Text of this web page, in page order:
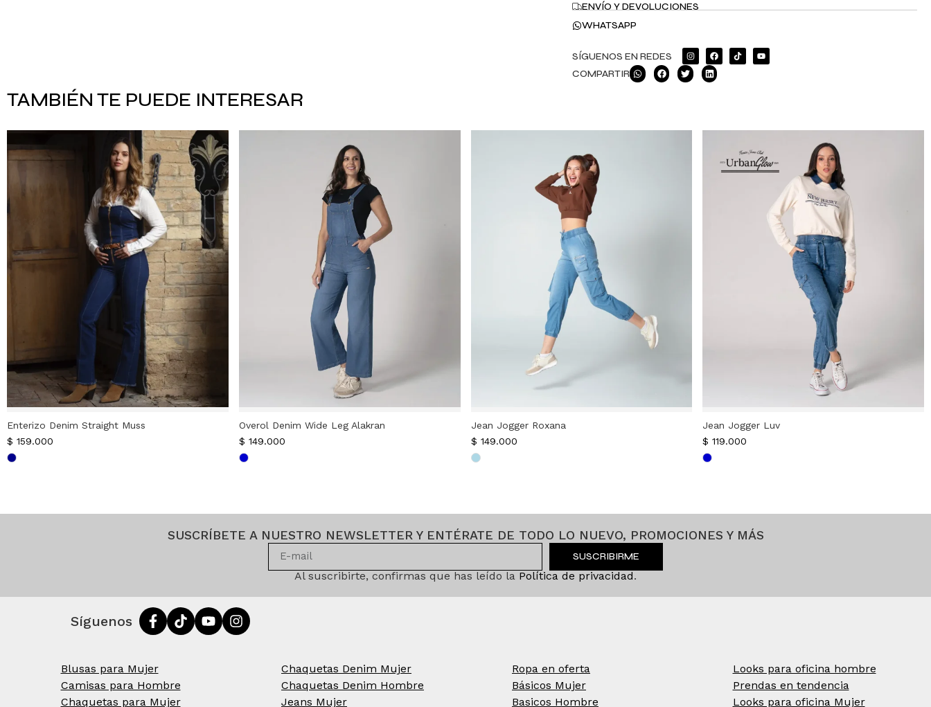
ENVÍO Y DEVOLUCIONES
WHATSAPP
SÍGUENOS EN REDES
COMPARTIR
TAMBIÉN TE PUEDE INTERESAR
Enterizo Denim Straight Muss
$ 159.000
Overol Denim Wide Leg Alakran
$ 149.000
Jean Jogger Roxana
$ 149.000
Jean Jogger Luv
$ 119.000
SUSCRÍBETE A NUESTRO NEWSLETTER Y ENTÉRATE DE TODO LO NUEVO, PROMOCIONES Y MÁS
SUSCRIBIRME
Al suscribirte, confirmas que has leído la Política de privacidad.
Síguenos
Blusas para Mujer
Camisas para Hombre
Chaquetas para Mujer
Chaquetas Denim Mujer
Chaquetas Denim Hombre
Jeans Mujer
Ropa en oferta
Básicos Mujer
Basicos Hombre
Looks para oficina hombre
Prendas en tendencia
Looks para oficina Mujer